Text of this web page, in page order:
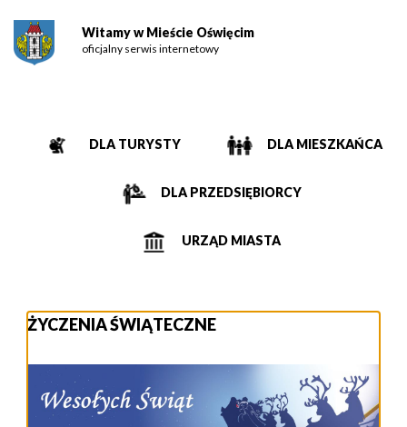
Witamy w Mieście Oświęcim
oficjalny serwis internetowy
DLA TURYSTY DLA MIESZKAŃCA
DLA PRZEDSIĘBIORCY
URZĄD MIASTA
ŻYCZENIA ŚWIĄTECZNE